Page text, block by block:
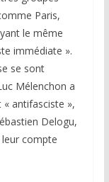
Paris,
le même
immédiate ».
se sont
Mélenchon a
antifasciste »,
Delogu,
compte